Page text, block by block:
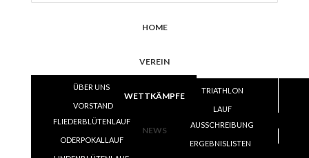
HOME
VEREIN
ÜBER UNS TRIATHLON
LAUF
VOLLEYBALL
SKI
VORSTAND
SATZUNG
TRAINING
WETTKÄMPFE
FLIEDERBLÜTENLAUF AUSSCHREIBUNG
ERGEBNISLISTEN
ODERPOKALLAUF
ERGEBNISLISTEN
NEWS